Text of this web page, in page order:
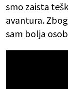
smo zaista
avantura.
sam bolja